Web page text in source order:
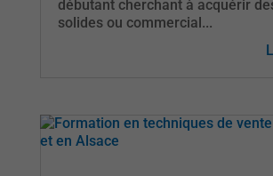
débutant cherchant à acquérir
solides ou commercial...